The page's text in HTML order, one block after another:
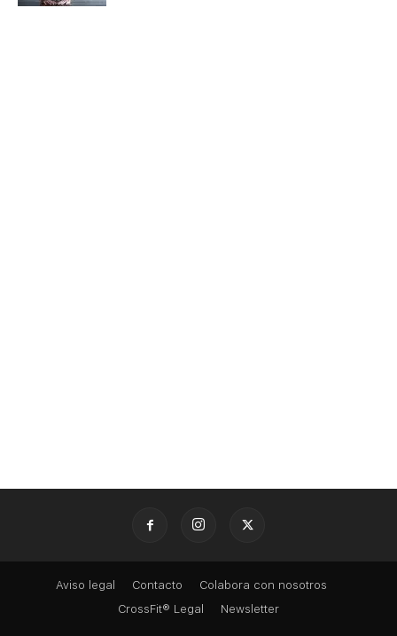
Aviso legal Contacto
Colabora con nosotros
CrossFit® Legal
Newsletter